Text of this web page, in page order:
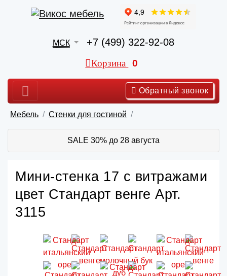
МСК +7 (499) 322-92-08
Корзина 0
Обратный звонок
Мебель Стенки для гостиной
SALE 30% до 28 августа
Мини-стенка 17 с витражами
цвет Стандарт венге Арт.
3115